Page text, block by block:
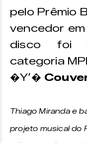
pelo Prêmio
vencedor
disco foi
categoria
�Y’�
Thiago Miranda e
projeto musical do